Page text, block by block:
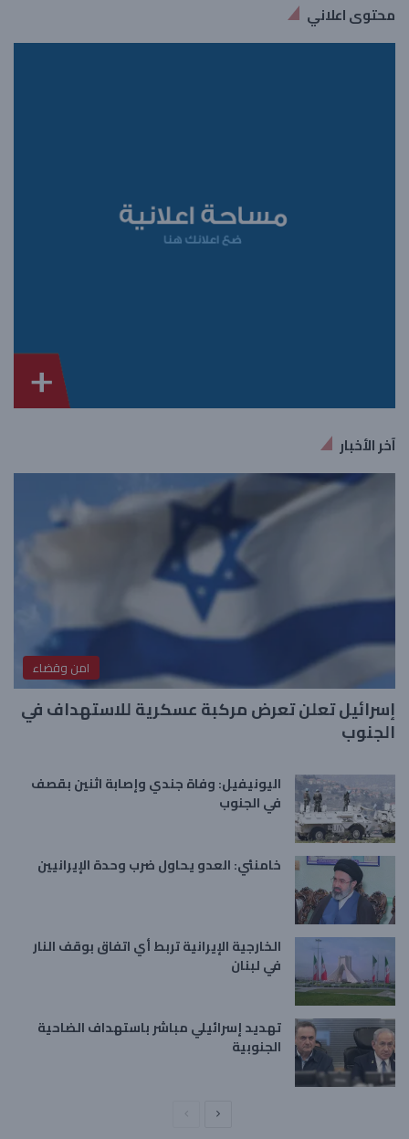
محتوى اعلاني
آخر الأخبار
امن وقضاء
إسرائيل تعلن تعرض مركبة عسكرية للاستهداف في
الجنوب
اليونيفيل: وفاة جندي وإصابة اثنين بقصف
في الجنوب
خامنئي: العدو يحاول ضرب وحدة الإيرانيين
الخارجية الإيرانية تربط أي اتفاق بوقف النار
في لبنان
تهديد إسرائيلي مباشر باستهداف الضاحية
الجنوبية